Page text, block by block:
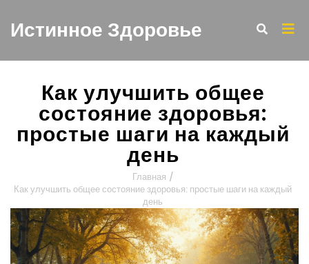
Истинное Здоровье
Как улучшить общее
состояние здоровья:
простые шаги на каждый
день
Главная /
Как улучшить общее состояние здоровья: простые шаги на каждый
день